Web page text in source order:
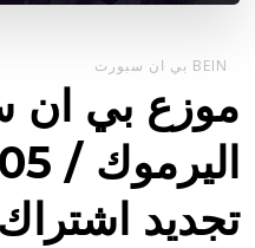
BEIN بي ان سبورت
موزع بي ان
تجديد